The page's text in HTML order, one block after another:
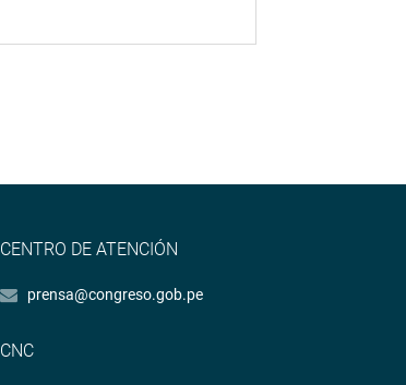
CENTRO DE ATENCIÓN
prensa@congreso.gob.pe
CNC